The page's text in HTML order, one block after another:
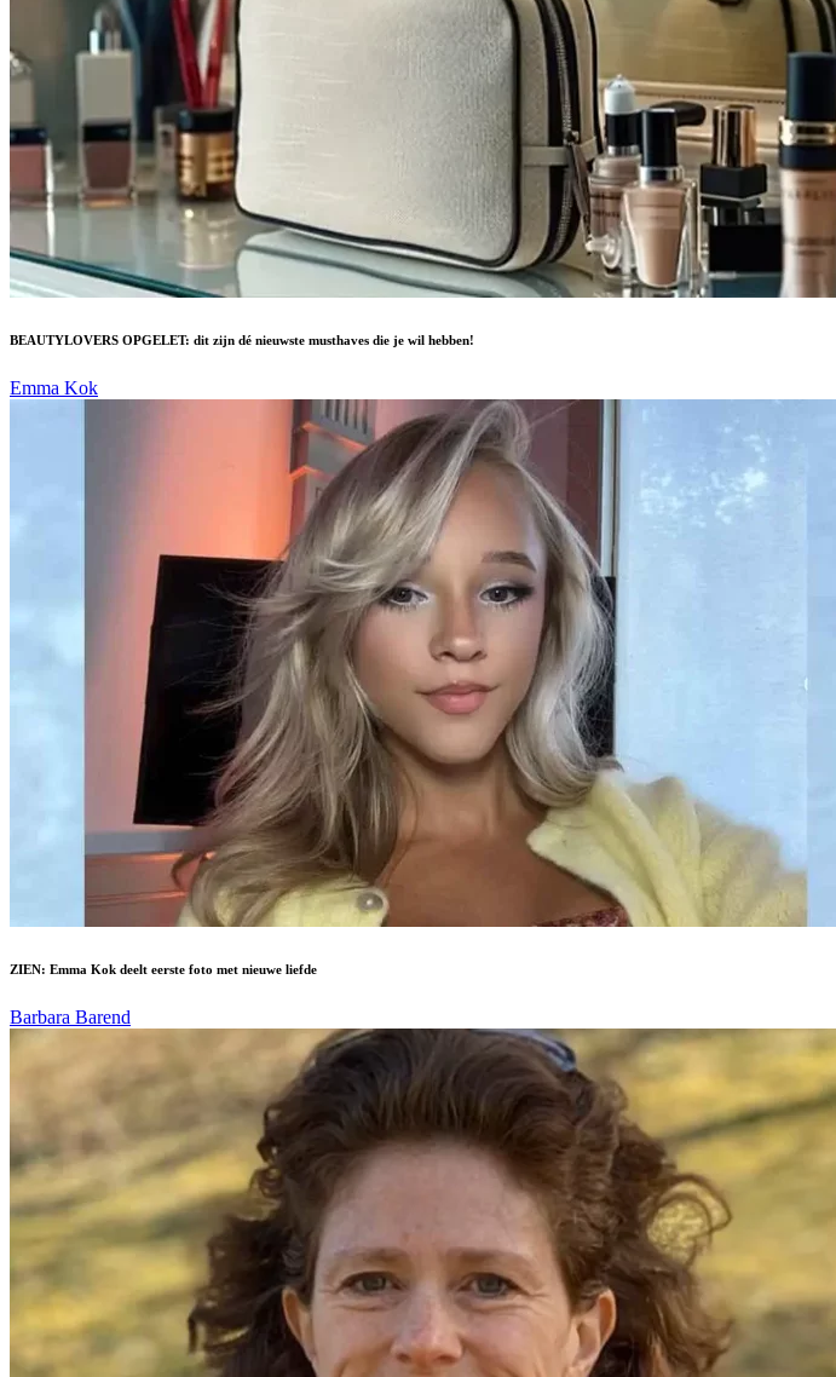
BEAUTYLOVERS OPGELET: dit zijn dé nieuwste musthaves die je wil hebben!
Emma Kok
ZIEN: Emma Kok deelt eerste foto met nieuwe liefde
Barbara Barend